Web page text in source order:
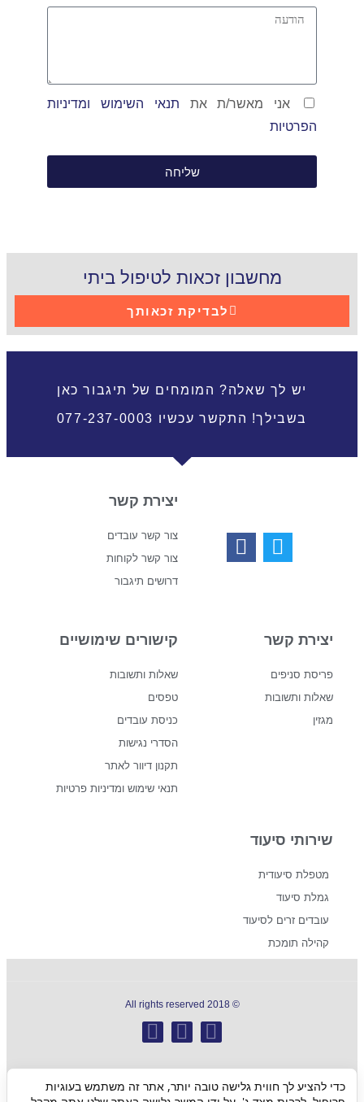
אני מאשר/ת את תנאי השימוש ומדיניות
הפרטיות
שליחה
מחשבון זכאות לטיפול ביתי
לבדיקת זכאותך
יש לך שאלה? המומחים של תיגבור כאן
בשבילך! התקשר עכשיו 077-237-0003
יצירת קשר
צור קשר עובדים
צור קשר לקוחות
דרושים תיגבור
יצירת קשר
פריסת סניפים
שאלות ותשובות
מגזין
קישורים שימושיים
שאלות ותשובות
טפסים
כניסת עובדים
הסדרי נגישות
תקנון דיוור לאתר
תנאי שימוש ומדיניות פרטיות
שירותי סיעוד
מטפלת סיעודית
גמלת סיעוד
עובדים זרים לסיעוד
קהילה תומכת
© 2018 All rights reserved
כדי להציע לך חווית גלישה טובה יותר, אתר זה משתמש בעוגיות